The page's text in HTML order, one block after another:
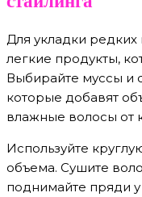
Для укладки редких
легкие продукты,
Выбирайте муссы и
которые добавят
влажные волосы от
Используйте
объема. Сушите
поднимайте пряди